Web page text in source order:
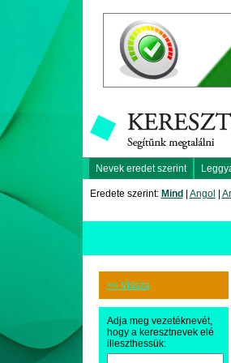
Nevek eredet szerint
Eredete szerint: Mind Angol
<< Vissza
Adja meg vezetéknevét,
hogy a keresztnevek elé
illeszthessük: